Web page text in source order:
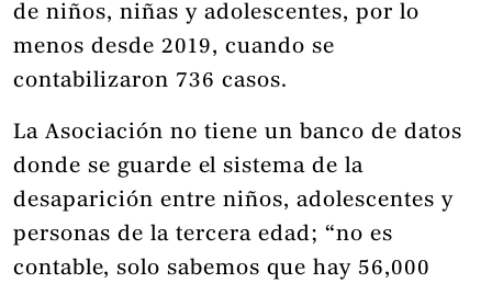
de niños, niñas y adolescentes, por lo
menos desde 2019, cuando se
contabilizaron 736 casos.
La Asociación no tiene un banco de datos
donde se guarde el sistema de la
desaparición entre niños, adolescentes y
personas de la tercera edad; “no es
contable, solo sabemos que hay 56,000